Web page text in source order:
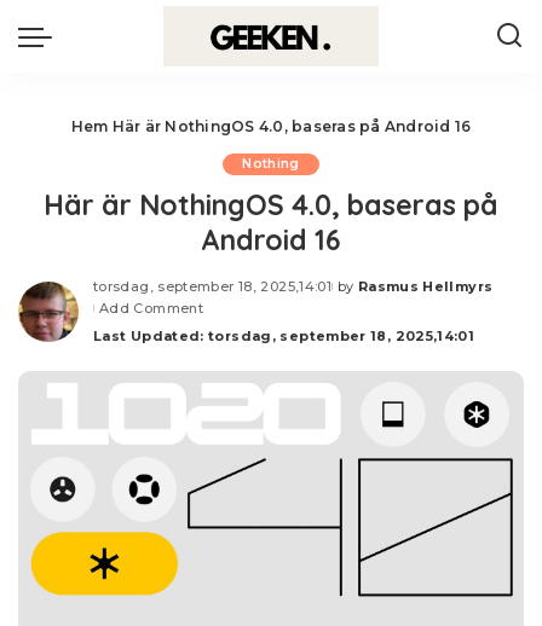
Hem Här är NothingOS 4.0, baseras på Android 16
Nothing
Här är NothingOS 4.0, baseras på
Android 16
torsdag, september 18, 2025,14:01
Posted
by Rasmus Hellmyrs
Add Comment
Last Updated: torsdag, september 18, 2025,14:01